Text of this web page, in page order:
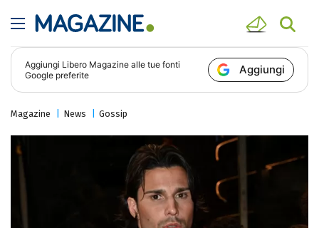
Aggiungi Libero Magazine alle tue fonti
Google preferite
Aggiungi
Magazine News Gossip